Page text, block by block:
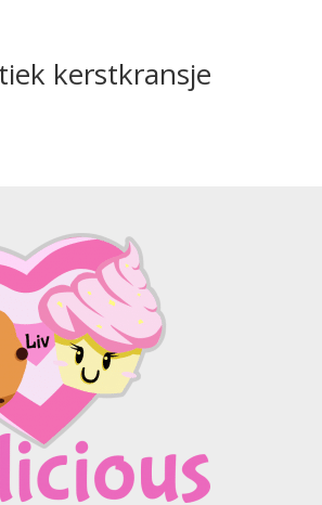
kerstkransje